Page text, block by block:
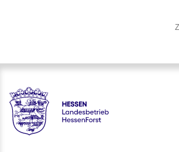
Hessen - Landesbetrieb HessenForst